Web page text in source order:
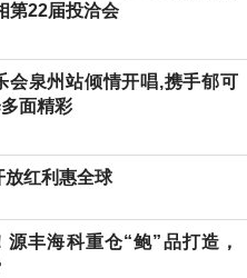
第22届投洽会
会泉州站倾情开唱,携手郁可
面精彩
放红利惠全球
源丰海科重仓“鲍”品打造，